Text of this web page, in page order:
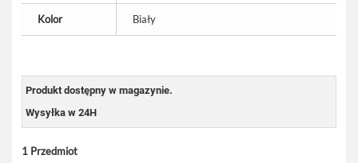
Kolor Biały
Produkt dostępny w magazynie.
Wysyłka w 24H
1 Przedmiot